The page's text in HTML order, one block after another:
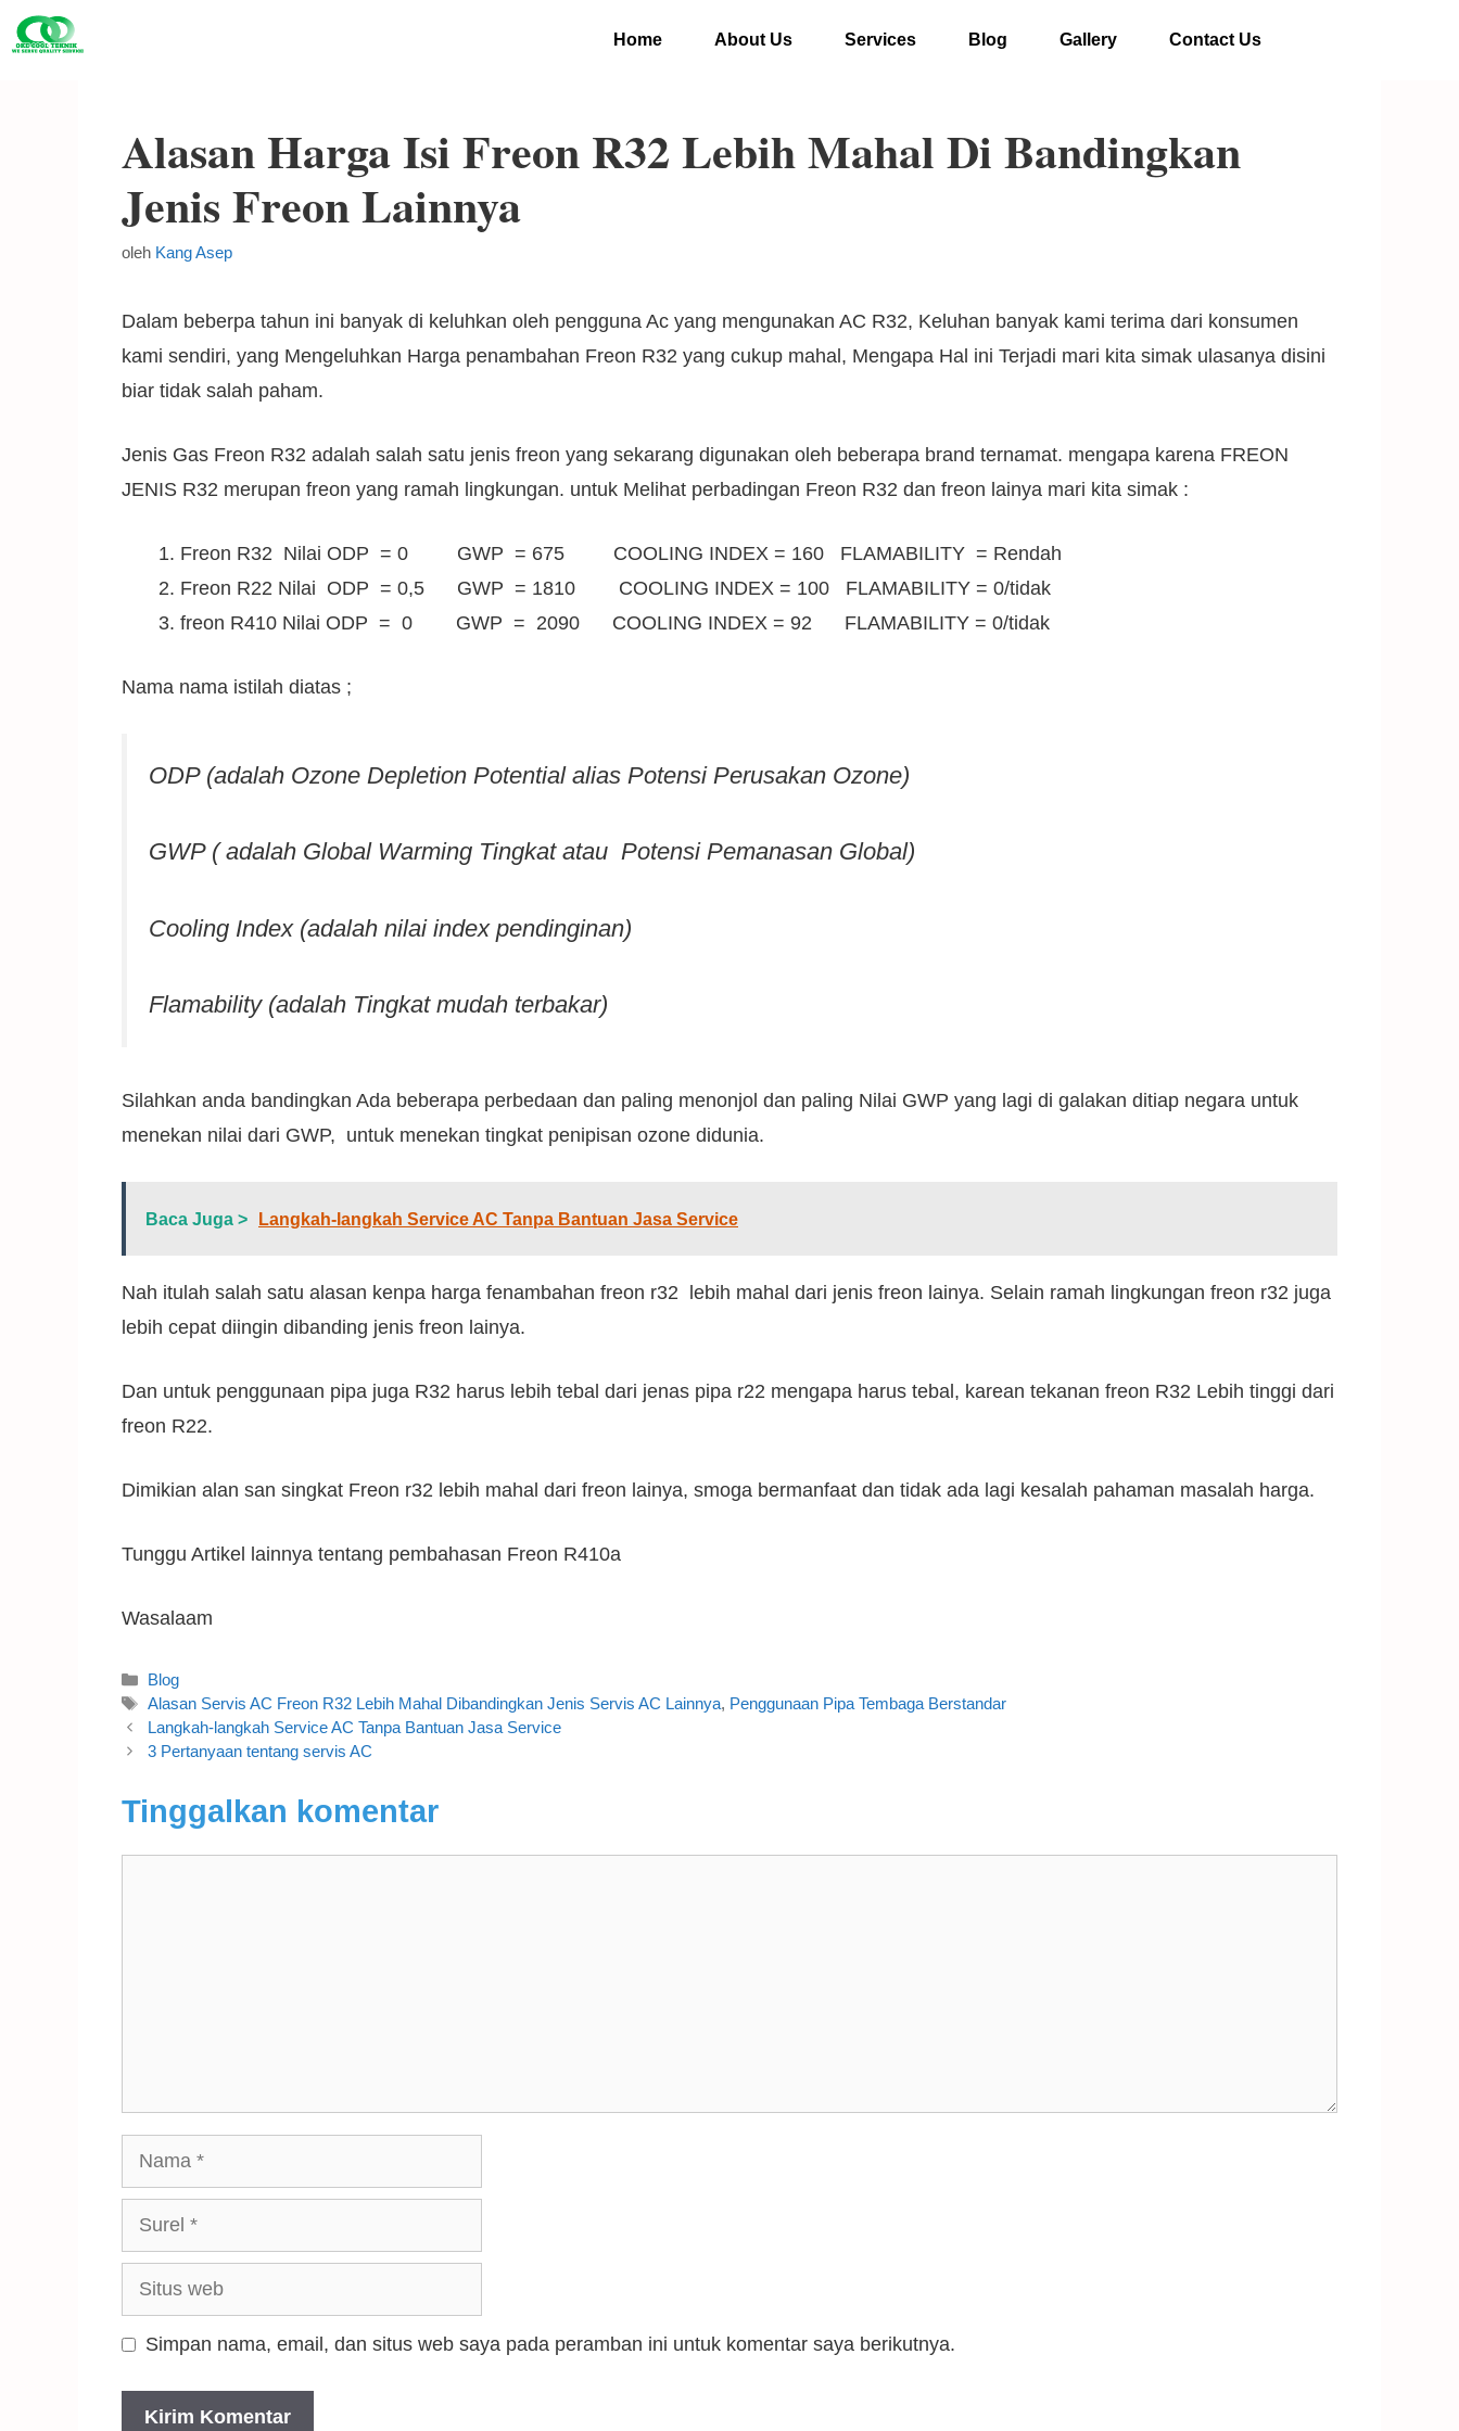
Home About Us Services Blog Gallery Contact Us
Alasan Harga Isi Freon R32 Lebih Mahal Di Bandingkan
Jenis Freon Lainnya
oleh Kang Asep
Dalam beberpa tahun ini banyak di keluhkan oleh pengguna Ac yang mengunakan AC R32, Keluhan banyak kami terima dari konsumen
kami sendiri, yang Mengeluhkan Harga penambahan Freon R32 yang cukup mahal, Mengapa Hal ini Terjadi mari kita simak ulasanya disini
biar tidak salah paham.
Jenis Gas Freon R32 adalah salah satu jenis freon yang sekarang digunakan oleh beberapa brand ternamat. mengapa karena FREON
JENIS R32 merupan freon yang ramah lingkungan. untuk Melihat perbadingan Freon R32 dan freon lainya mari kita simak :
Freon R32 Nilai ODP = 0 GWP = 675 COOLING INDEX = 160 FLAMABILITY = Rendah
Freon R22 Nilai ODP = 0,5 GWP = 1810 COOLING INDEX = 100 FLAMABILITY = 0/tidak
freon R410 Nilai ODP = 0 GWP = 2090 COOLING INDEX = 92 FLAMABILITY = 0/tidak
Nama nama istilah diatas ;
ODP (adalah Ozone Depletion Potential alias Potensi Perusakan Ozone)
GWP ( adalah Global Warming Tingkat atau Potensi Pemanasan Global)
Cooling Index (adalah nilai index pendinginan)
Flamability (adalah Tingkat mudah terbakar)
Silahkan anda bandingkan Ada beberapa perbedaan dan paling menonjol dan paling Nilai GWP yang lagi di galakan ditiap negara untuk
menekan nilai dari GWP, untuk menekan tingkat penipisan ozone didunia.
Baca Juga > Langkah-langkah Service AC Tanpa Bantuan Jasa Service
Nah itulah salah satu alasan kenpa harga fenambahan freon r32 lebih mahal dari jenis freon lainya. Selain ramah lingkungan freon r32 juga
lebih cepat diingin dibanding jenis freon lainya.
Dan untuk penggunaan pipa juga R32 harus lebih tebal dari jenas pipa r22 mengapa harus tebal, karean tekanan freon R32 Lebih tinggi dari
freon R22.
Dimikian alan san singkat Freon r32 lebih mahal dari freon lainya, smoga bermanfaat dan tidak ada lagi kesalah pahaman masalah harga.
Tunggu Artikel lainnya tentang pembahasan Freon R410a
Wasalaam
Blog
Alasan Servis AC Freon R32 Lebih Mahal Dibandingkan Jenis Servis AC Lainnya, Penggunaan Pipa Tembaga Berstandar
Langkah-langkah Service AC Tanpa Bantuan Jasa Service
3 Pertanyaan tentang servis AC
Tinggalkan komentar
Simpan nama, email, dan situs web saya pada peramban ini untuk komentar saya berikutnya.